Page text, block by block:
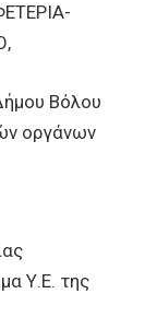
Βόλου
οργάνων
Υ.Ε. της